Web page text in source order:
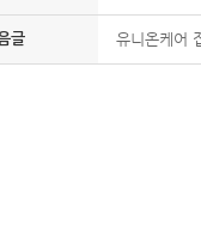
글 유니온케어